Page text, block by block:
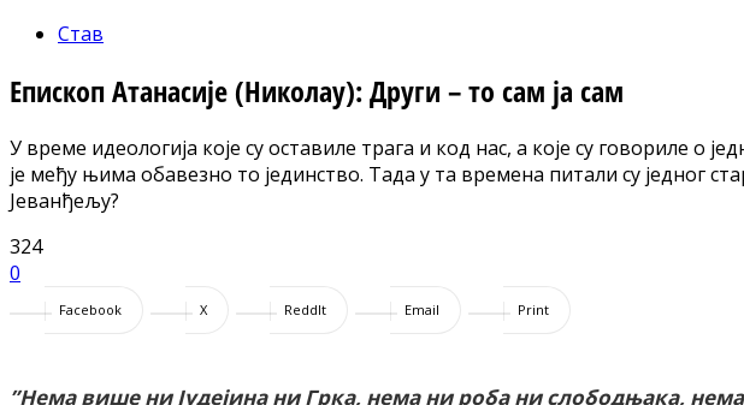
Став
Епископ Атанасије (Николау): Други – то сам ја сам
У време идеологија које су оставиле трага и код нас, а које су говориле о
је међу њима обавезно то јединство. Тада у та времена питали су једног
Јеванђељу?
324
0
Facebook X ReddIt Email Print
”Нема више ни Јудејина ни Грка, нема ни роба ни слободњака,